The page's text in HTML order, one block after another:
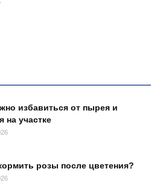
избавиться от пырея и
на участке
розы после цветения?